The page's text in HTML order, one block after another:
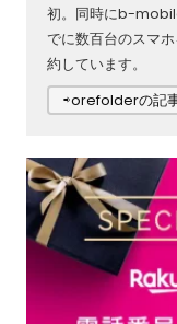
初。同時にb-
でに数百台のスマ
約しています。
⇨orefolderの記